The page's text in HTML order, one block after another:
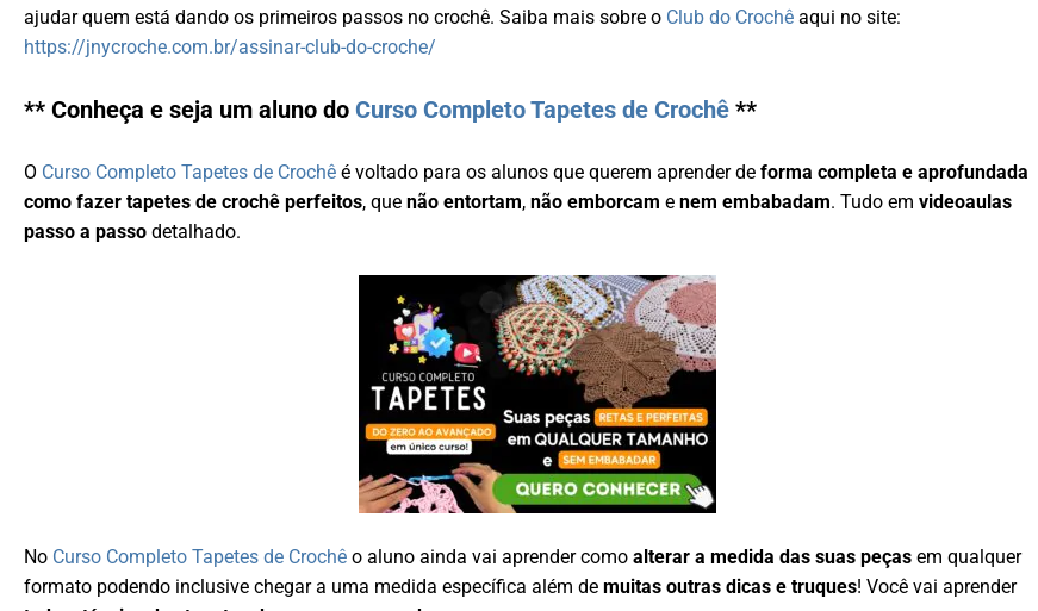
ajudar quem está dando os primeiros passos no crochê. Saiba mais sobre o Club do Crochê aqui no site:
https://jnycroche.com.br/assinar-club-do-croche/
** Conheça e seja um aluno doCurso Completo Tapetes de Crochê **
O Curso Completo Tapetes de Crochê é voltado para os alunos que querem aprender de forma completa e aprofundada
como fazer tapetes de crochê perfeitos, quenão entortam,não emborcam enem embabadam. Tudo emvideoaulas
passo a passo detalhado.
No Curso Completo Tapetes de Crochê o aluno ainda vai aprender comoalterar a medida das suas peças em qualquer
formato podendo inclusive chegar a uma medida específica além demuitas outras dicas e truques! Você vai aprender